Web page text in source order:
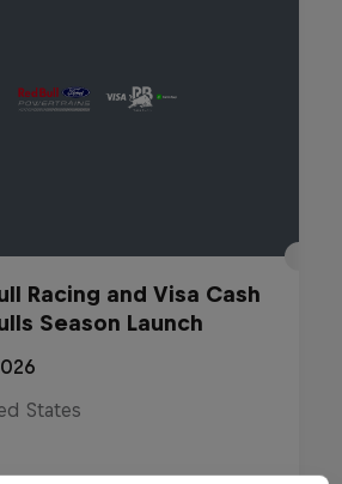
Racing and Visa Cash
Season Launch
States